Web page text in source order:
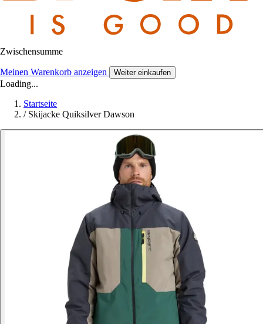
Zwischensumme
Meinen Warenkorb anzeigen Weiter einkaufen
Loading...
Startseite
/ Skijacke Quiksilver Dawson